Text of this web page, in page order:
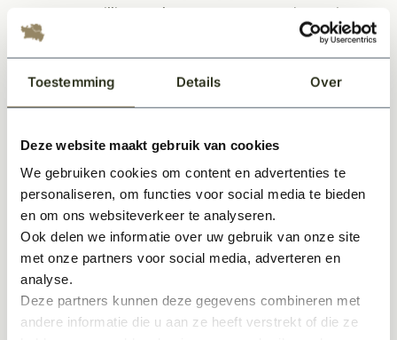
Toestemming Details Over
Deze website maakt gebruik van cookies
We gebruiken cookies om content en advertenties te
personaliseren, om functies voor social media te bieden
en om ons websiteverkeer te analyseren.
Ook delen we informatie over uw gebruik van onze site
met onze partners voor social media, adverteren en
analyse.
Deze partners kunnen deze gegevens combineren met
andere informatie die u aan ze heeft verstrekt of die ze
op een natuurlijke manier opgepoetst worden en komt
er een licht glans tevoorschijn.
Eigenschappen Dauby decoratief beslag;
Unieke afwerking
In meerdere kleuren en varianten leverbaar
Sfeervol en karakteristieke uitstraling
Onderhoudsvriendelijk materiaal
Gerelateerde producten